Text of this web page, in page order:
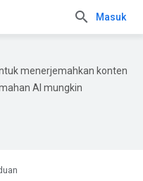
Masuk
menerjemahkan konten
AI mungkin